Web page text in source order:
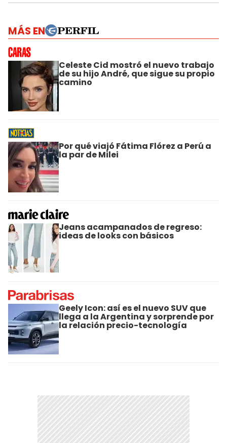
MÁS EN
Celeste Cid mostró el nuevo trabajo
de su hijo André, que sigue su propio
camino
Por qué viajó Fátima Flórez a Perú a
la par de Milei
Jeans acampanados de regreso:
ideas de looks con básicos
Geely Icon: así es el nuevo SUV que
llega a la Argentina y sorprende por
la relación precio-tecnología